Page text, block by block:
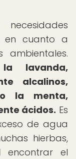
en cuanto a
ambientales.
lavanda,
alcalinos,
la menta,
ácidos. Es
de agua
hierbas,
encontrar el